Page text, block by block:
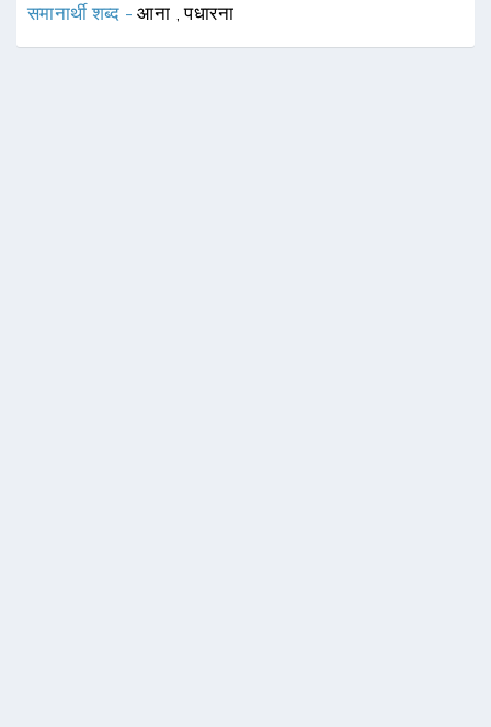
समानार्थी शब्द -आना ,पधारना